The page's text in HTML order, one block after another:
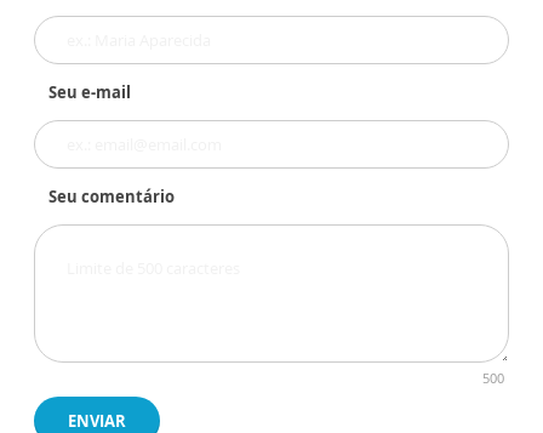
Seu e-mail
Seu comentário
500
ENVIAR